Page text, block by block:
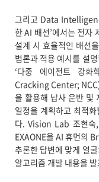
그리고 Data
한 AI 배선’에서는 전
설계 시 효율적인 배선
법론과 적용 예시를 설
‘다중 에이전트 강
Cracking Center; NCC)
을 활용해 납사 운반 및
일정을 계획하고 최적
다. Vision Lab 조현숙
EXAONE을 AI 휴먼의
추론한 답변에 맞게 얼
알고리즘 개발 내용을